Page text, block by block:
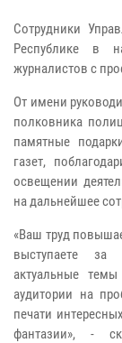
Сотрудники
Республике в
журналистов с
От имени
полковника
памятные
газет,
освещении
на дальнейшее
«Baш тpyд
выcтyпaeтe зa
aктyaльныe
ayдитopии нa
пeчaти
фaнтaзии», -